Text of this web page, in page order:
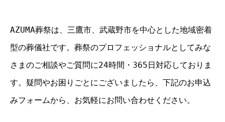
AZUMA葬祭は、三鷹市、武蔵野市を中心とした地域密着
型の葬儀社です。葬祭のプロフェッショナルとしてみな
さまのご相談やご質問に24時間・365日対応しておりま
す。疑問やお困りごとにございましたら、下記のお申込
みフォームから、お気軽にお問い合わせください。